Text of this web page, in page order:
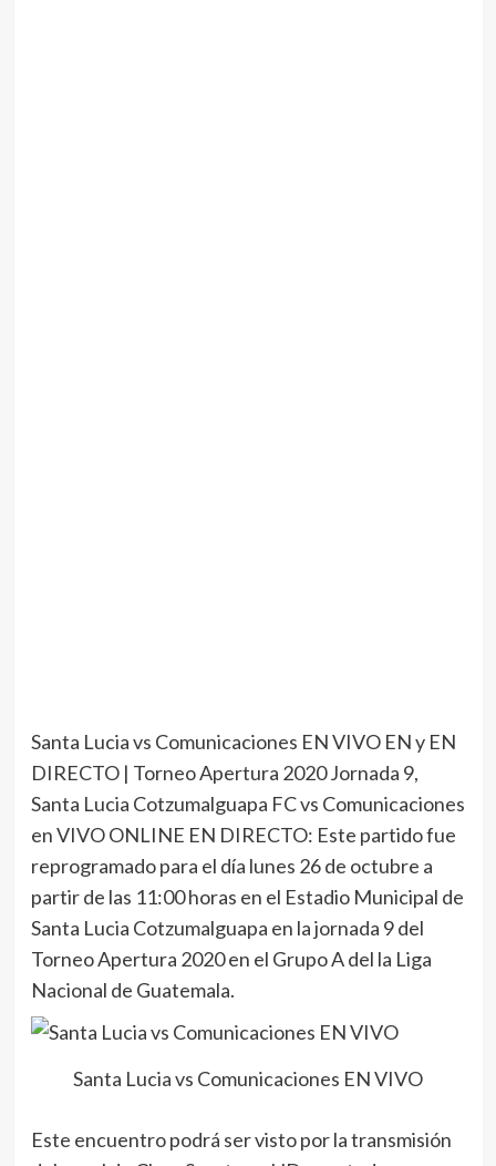
Santa Lucia vs Comunicaciones EN VIVO EN y EN
DIRECTO | Torneo Apertura 2020 Jornada 9,
Santa Lucia Cotzumalguapa FC vs Comunicaciones
en VIVO ONLINE EN DIRECTO: Este partido fue
reprogramado para el día lunes 26 de octubre a
partir de las 11:00 horas en el Estadio Municipal de
Santa Lucia Cotzumalguapa en la jornada 9 del
Torneo Apertura 2020 en el Grupo A del la Liga
Nacional de Guatemala.
Santa Lucia vs Comunicaciones EN VIVO
Este encuentro podrá ser visto por la transmisión